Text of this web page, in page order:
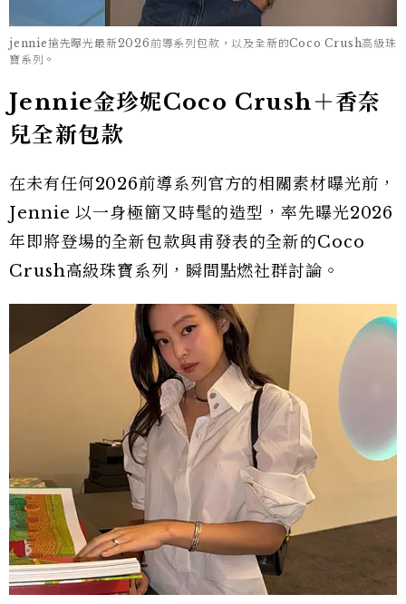
jennie搶先曝光最新2026前導系列包款，以及全新的Coco Crush高級珠
寶系列。
Jennie金珍妮Coco Crush＋香奈
兒全新包款
在未有任何2026前導系列官方的相關素材曝光前，
Jennie 以一身極簡又時髦的造型，率先曝光2026
年即將登場的全新包款與甫發表的全新的Coco
Crush高級珠寶系列，瞬間點燃社群討論。